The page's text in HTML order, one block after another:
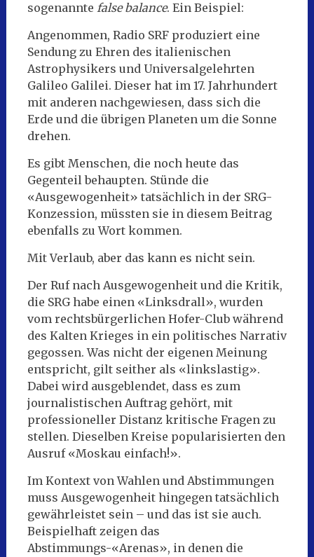
sogenannte false balance. Ein Beispiel:
Angenommen, Radio SRF produziert eine
Sendung zu Ehren des italienischen
Astrophysikers und Universalgelehrten
Galileo Galilei. Dieser hat im 17. Jahrhundert
mit anderen nachgewiesen, dass sich die
Erde und die übrigen Planeten um die Sonne
drehen.
Es gibt Menschen, die noch heute das
Gegenteil behaupten. Stünde die
«Ausgewogenheit» tatsächlich in der SRG-
Konzession, müssten sie in diesem Beitrag
ebenfalls zu Wort kommen.
Mit Verlaub, aber das kann es nicht sein.
Der Ruf nach Ausgewogenheit und die Kritik,
die SRG habe einen «Linksdrall», wurden
vom rechtsbürgerlichen Hofer-Club während
des Kalten Krieges in ein politisches Narrativ
gegossen. Was nicht der eigenen Meinung
entspricht, gilt seither als «linkslastig».
Dabei wird ausgeblendet, dass es zum
journalistischen Auftrag gehört, mit
professioneller Distanz kritische Fragen zu
stellen. Dieselben Kreise popularisierten den
Ausruf «Moskau einfach!».
Im Kontext von Wahlen und Abstimmungen
muss Ausgewogenheit hingegen tatsächlich
gewährleistet sein – und das ist sie auch.
Beispielhaft zeigen das
Abstimmungs-«Arenas», in denen die